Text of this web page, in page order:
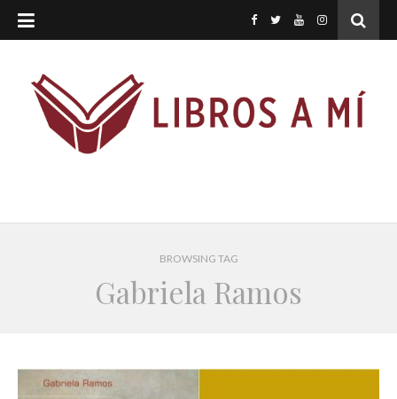
BROWSING TAG
Gabriela Ramos